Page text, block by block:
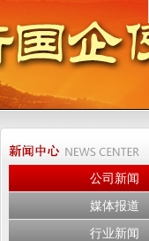
公司新闻
媒体报道
行业新闻